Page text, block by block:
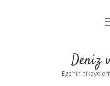
Deniz
Ege’nin